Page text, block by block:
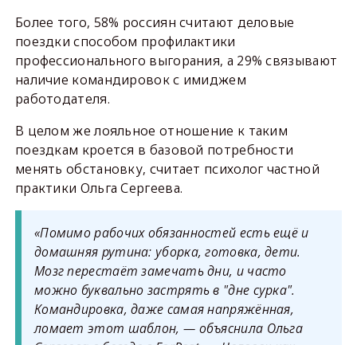
Более того, 58% россиян считают деловые
поездки способом профилактики
профессионального выгорания, а 29% связывают
наличие командировок с имиджем
работодателя.
В целом же лояльное отношение к таким
поездкам кроется в базовой потребности
менять обстановку, считает психолог частной
практики Ольга Сергеева.
«Помимо рабочих обязанностей есть ещё и
домашняя рутина: уборка, готовка, дети.
Мозг перестаёт замечать дни, и часто
можно буквально застрять в "дне сурка".
Командировка, даже самая напряжённая,
ломает этот шаблон, — объяснила Ольга